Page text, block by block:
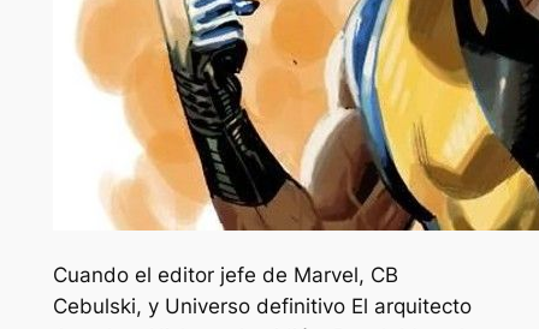
Cuando el editor jefe de Marvel, CB
Cebulski, y Universo definitivoEl arquitecto